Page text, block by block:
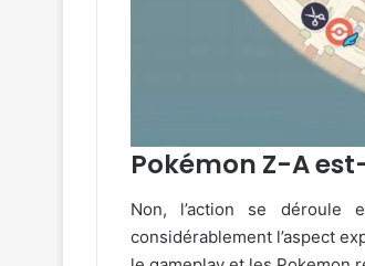
Pokémon Z-A
Non, l’action se déroule
considérablement l’aspect